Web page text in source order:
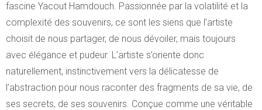
fascine Yacout Hamdouch. Passionnée par la volatilité et la
complexité des souvenirs, ce sont les siens que l’artiste
choisit de nous partager, de nous dévoiler, mais toujours
avec élégance et pudeur. L’artiste s’oriente donc
naturellement, instinctivement vers la délicatesse de
l’abstraction pour nous raconter des fragments de sa vie, de
ses secrets, de ses souvenirs. Conçue comme une véritable